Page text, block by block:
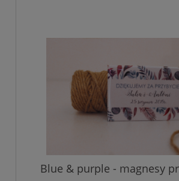
Blue & purple - magnesy